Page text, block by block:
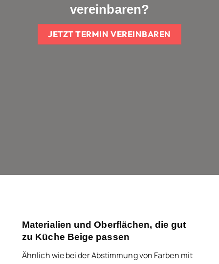
vereinbaren?
JETZT TERMIN VEREINBAREN
Materialien und Oberflächen, die gut
zu Küche Beige passen
Ähnlich wie bei der Abstimmung von Farben mit